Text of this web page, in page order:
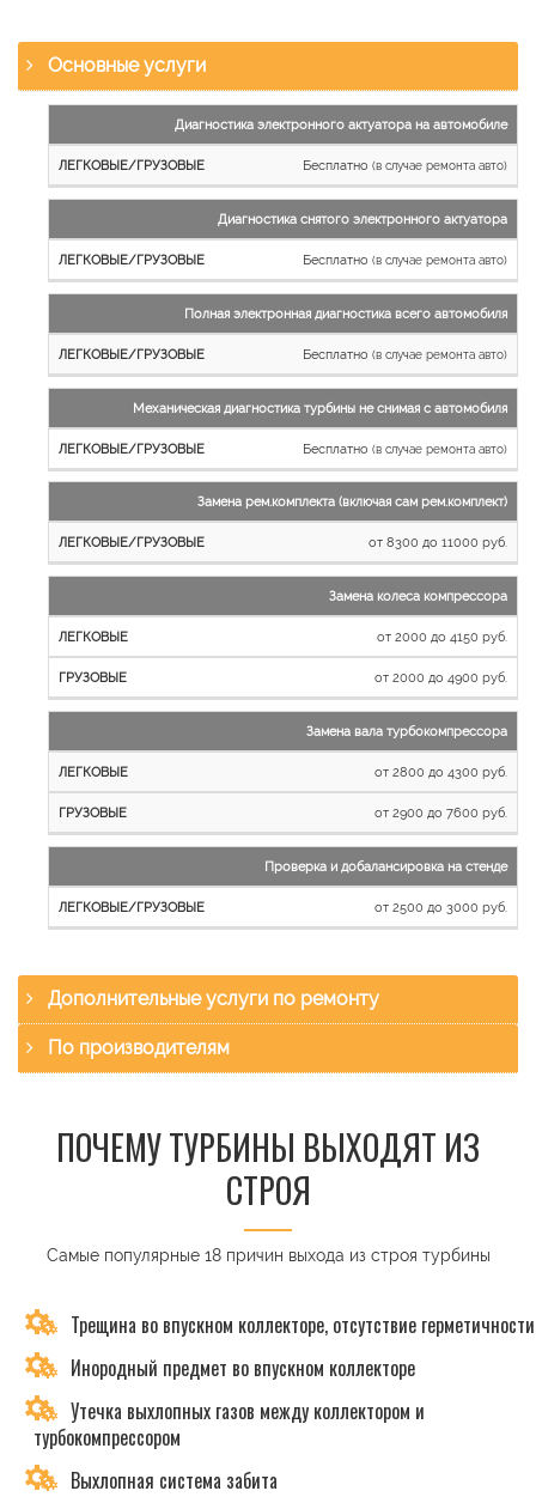
Основные услуги
работы
Легковые
и
Грузовые
автомобили
Диагностика электронного актуатора на автомобиле
Бесплатно (в случае ремонта авто)
Диагностика снятого электронного актуатора
Бесплатно (в случае ремонта авто)
Полная электронная диагностика всего автомобиля
Бесплатно (в случае ремонта авто)
Механическая диагностика турбины не снимая с автомобиля
Бесплатно (в случае ремонта авто)
Замена рем.комплекта (включая сам рем.комплект)
от 8300 до 11000 руб.
Замена колеса компрессора
от 2000 до 4150 руб.
от 2000 до 4900 руб.
Замена вала турбокомпрессора
от 2800 до 4300 руб.
от 2900 до 7600 руб.
Проверка и добалансировка на стенде
от 2500 до 3000 руб.
Дополнительные услуги по ремонту
По производителям
ПОЧЕМУ ТУРБИНЫ ВЫХОДЯТ ИЗ
СТРОЯ
Самые популярные 18 причин выхода из строя турбины
Трещина во впускном коллекторе, отсутствие герметичности
Инородный предмет во впускном коллекторе
Утечка выхлопных газов между коллектором и
турбокомпрессором
Выхлопная система забита